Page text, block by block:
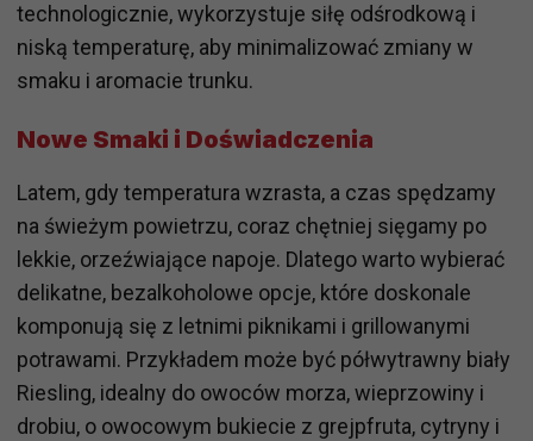
technologicznie, wykorzystuje siłę odśrodkową i
niską temperaturę, aby minimalizować zmiany w
smaku i aromacie trunku.
Nowe Smaki i Doświadczenia
Latem, gdy temperatura wzrasta, a czas spędzamy
na świeżym powietrzu, coraz chętniej sięgamy po
lekkie, orzeźwiające napoje. Dlatego warto wybierać
delikatne, bezalkoholowe opcje, które doskonale
komponują się z letnimi piknikami i grillowanymi
potrawami. Przykładem może być półwytrawny biały
Riesling, idealny do owoców morza, wieprzowiny i
drobiu, o owocowym bukiecie z grejpfruta, cytryny i